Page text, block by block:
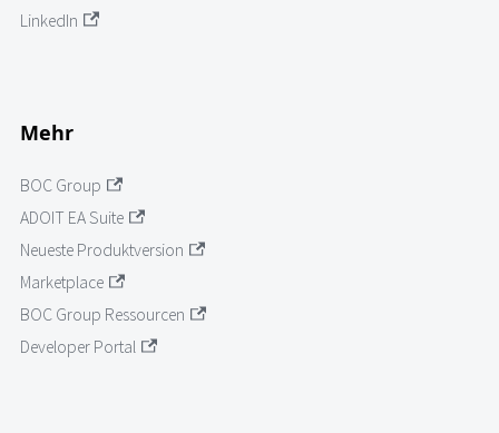
LinkedIn
Mehr
BOC Group
ADOIT EA Suite
Neueste Produktversion
Marketplace
BOC Group Ressourcen
Developer Portal